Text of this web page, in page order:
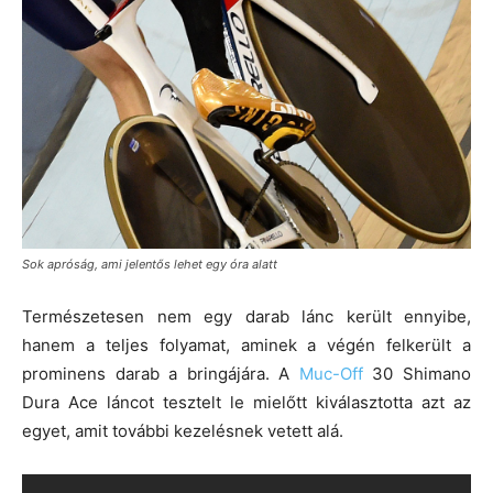
Sok apróság, ami jelentős lehet egy óra alatt
Természetesen nem egy darab lánc került ennyibe,
hanem a teljes folyamat, aminek a végén felkerült a
prominens darab a bringájára. A Muc-Off30 Shimano
Dura Ace láncot tesztelt le mielőtt kiválasztotta azt az
egyet, amit további kezelésnek vetett alá.